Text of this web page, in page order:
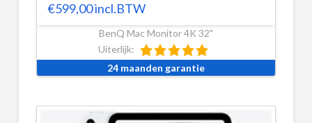
€599,00incl.BTW
BenQ Mac Monitor 4K 32"
Uiterlijk:
24 maanden garantie